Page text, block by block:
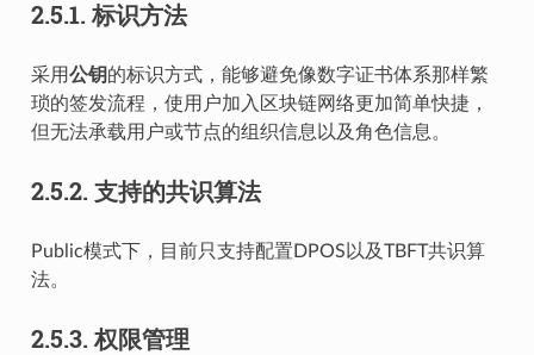
2.5.1. 标识方法
采用公钥的标识方式，能够避免像数字证书体系那样繁
琐的签发流程，使用户加入区块链网络更加简单快捷，
但无法承载用户或节点的组织信息以及角色信息。
2.5.2. 支持的共识算法
Public模式下，目前只支持配置DPOS以及TBFT共识算
法。
2.5.3.权限管理